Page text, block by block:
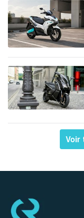
Voir